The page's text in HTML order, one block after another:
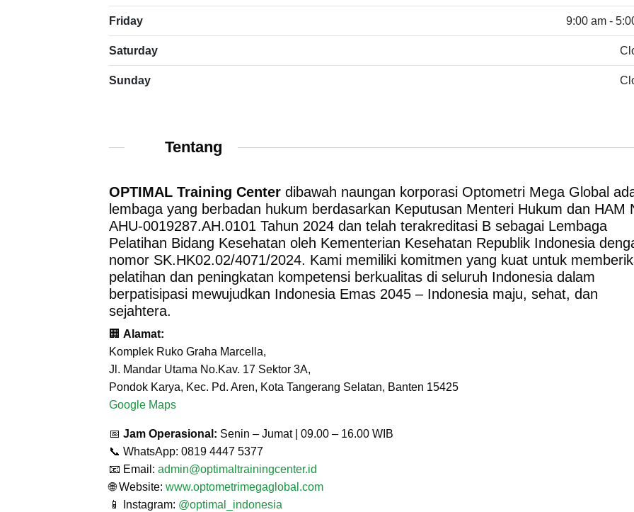
Friday 9:00 am -
Saturday
Sunday
Tentang
OPTIMAL Training Center dibawah naungan korporasi Optometri Mega Global
lembaga yang berbadan hukum berdasarkan Keputusan Menteri Hukum dan HAM
AHU-0019287.AH.0101 Tahun 2024 dan telah terakreditasi B sebagai Lembaga
Pelatihan Bidang Kesehatan oleh Kementerian Kesehatan Republik Indonesia
nomor SK.HK02.02/4071/2024. Kami memiliki komitmen yang kuat untuk
pelatihan dan peningkatan kompetensi berkualitas di seluruh Indonesia dalam
berpatisipasi mewujudkan Indonesia Emas 2045 – Indonesia maju, sehat, dan
sejahtera.
🏢 Alamat:
Komplek Ruko Graha Marcella,
Jl. Mandar Utama No.Kav. 17 Sektor 3A,
Pondok Karya, Kec. Pd. Aren, Kota Tangerang Selatan, Banten 15425
Google Maps
📅 Jam Operasional: Senin – Jumat | 09.00 – 16.00 WIB
📞 WhatsApp: 0819 4447 5377
📧 Email: admin@optimaltrainingcenter.id
🌐 Website: www.optometrimegaglobal.com
📱 Instagram: @optimal_indonesia